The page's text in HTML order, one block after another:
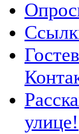
улице!